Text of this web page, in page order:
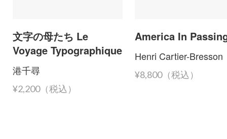
文字の母たち Le
Voyage Typographique
港千尋
¥2,200（税込）
America In
Henri Cartier-Bresson
¥8,800（税込）